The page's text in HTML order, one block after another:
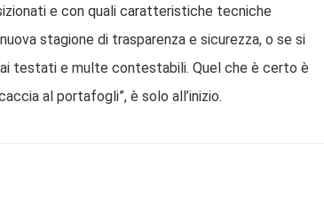
e con quali caratteristiche tecniche
stagione di trasparenza e sicurezza, o se si
testati e multe contestabili. Quel che è certo è
al portafogli”, è solo all’inizio.